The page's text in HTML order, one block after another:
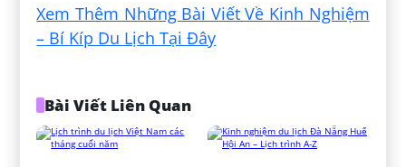
Xem Thêm Những Bài Viết Về Kinh Nghiệm
– Bí Kíp Du Lịch Tại Đây
Bài Viết Liên Quan